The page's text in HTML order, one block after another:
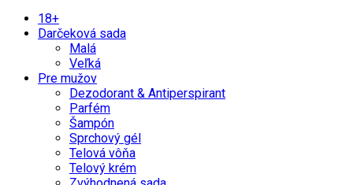
18+
Darčeková sada
Malá
Veľká
Pre mužov
Dezodorant & Antiperspirant
Parfém
Šampón
Sprchový gél
Telová vôňa
Telový krém